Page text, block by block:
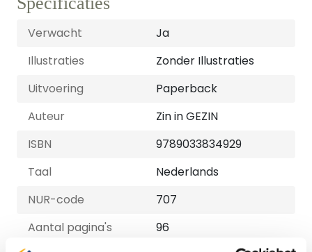
Verwacht
Ja
Illustraties
Zonder Illustraties
Uitvoering
Paperback
Auteur
Zin in GEZIN
ISBN
9789033834929
Taal
Nederlands
NUR-code
707
Aantal pagina's
96